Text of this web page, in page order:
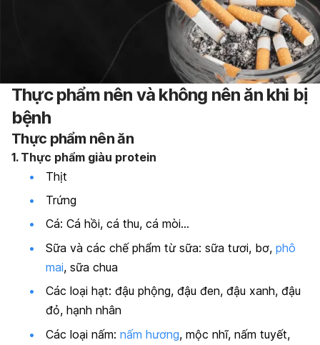
Thực phẩm nên và không nên ăn khi bị
bệnh
Thực phẩm nên ăn
1. Thực phẩm giàu protein
Thịt
Trứng
Cá: Cá hồi, cá thu, cá mòi…
Sữa và các chế phẩm từ sữa: sữa tươi, bơ, phô
mai, sữa chua
Các loại hạt: đậu phộng, đậu đen, đậu xanh, đậu
đỏ, hạnh nhân
Các loại nấm: nấm hương, mộc nhĩ, nấm tuyết,